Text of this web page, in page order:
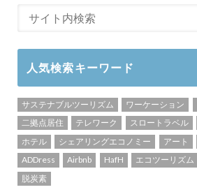
人気検索キーワード
サステナブルツーリズム ワーケーション
二拠点居住
テレワーク スロートラベル
ホテル
シェアリングエコノミー アート
ADDress
Airbnb HafH エコツーリズム
脱炭素